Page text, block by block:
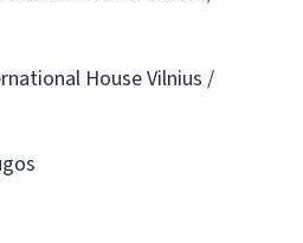
House Vilnius /